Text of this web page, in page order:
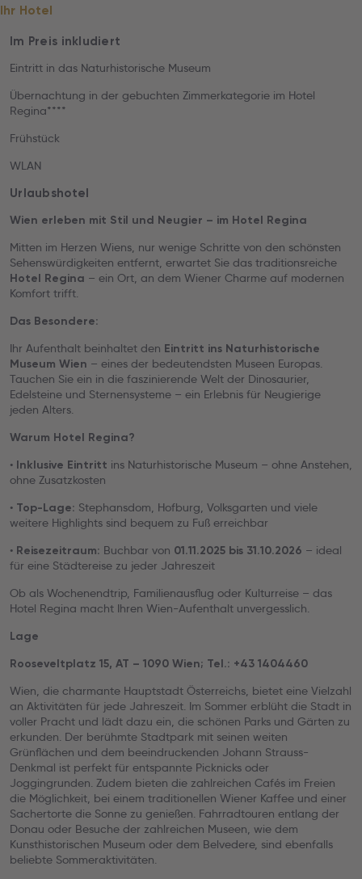
Ihr Hotel
Im Preis inkludiert
Eintritt in das Naturhistorische Museum
Übernachtung in der gebuchten Zimmerkategorie im Hotel
Regina****
Frühstück
WLAN
Urlaubshotel
Wien erleben mit Stil und Neugier – im Hotel Regina
Mitten im Herzen Wiens, nur wenige Schritte von den schönsten
Sehenswürdigkeiten entfernt, erwartet Sie das traditionsreiche
Hotel Regina – ein Ort, an dem Wiener Charme auf modernen
Komfort trifft.
Das Besondere:
Ihr Aufenthalt beinhaltet den Eintritt ins Naturhistorische
Museum Wien – eines der bedeutendsten Museen Europas.
Tauchen Sie ein in die faszinierende Welt der Dinosaurier,
Edelsteine und Sternensysteme – ein Erlebnis für Neugierige
jeden Alters.
Warum Hotel Regina?
• Inklusive Eintritt ins Naturhistorische Museum – ohne Anstehen,
ohne Zusatzkosten
• Top-Lage: Stephansdom, Hofburg, Volksgarten und viele
weitere Highlights sind bequem zu Fuß erreichbar
• Reisezeitraum: Buchbar von 01.11.2025 bis 31.10.2026 – ideal
für eine Städtereise zu jeder Jahreszeit
Ob als Wochenendtrip, Familienausflug oder Kulturreise – das
Hotel Regina macht Ihren Wien-Aufenthalt unvergesslich.
Lage
Rooseveltplatz 15, AT – 1090 Wien; Tel.: +43 1404460
Wien, die charmante Hauptstadt Österreichs, bietet eine Vielzahl
an Aktivitäten für jede Jahreszeit. Im Sommer erblüht die Stadt in
voller Pracht und lädt dazu ein, die schönen Parks und Gärten zu
erkunden. Der berühmte Stadtpark mit seinen weiten
Grünflächen und dem beeindruckenden Johann Strauss-
Denkmal ist perfekt für entspannte Picknicks oder
Joggingrunden. Zudem bieten die zahlreichen Cafés im Freien
die Möglichkeit, bei einem traditionellen Wiener Kaffee und einer
Sachertorte die Sonne zu genießen. Fahrradtouren entlang der
Donau oder Besuche der zahlreichen Museen, wie dem
Kunsthistorischen Museum oder dem Belvedere, sind ebenfalls
beliebte Sommeraktivitäten.